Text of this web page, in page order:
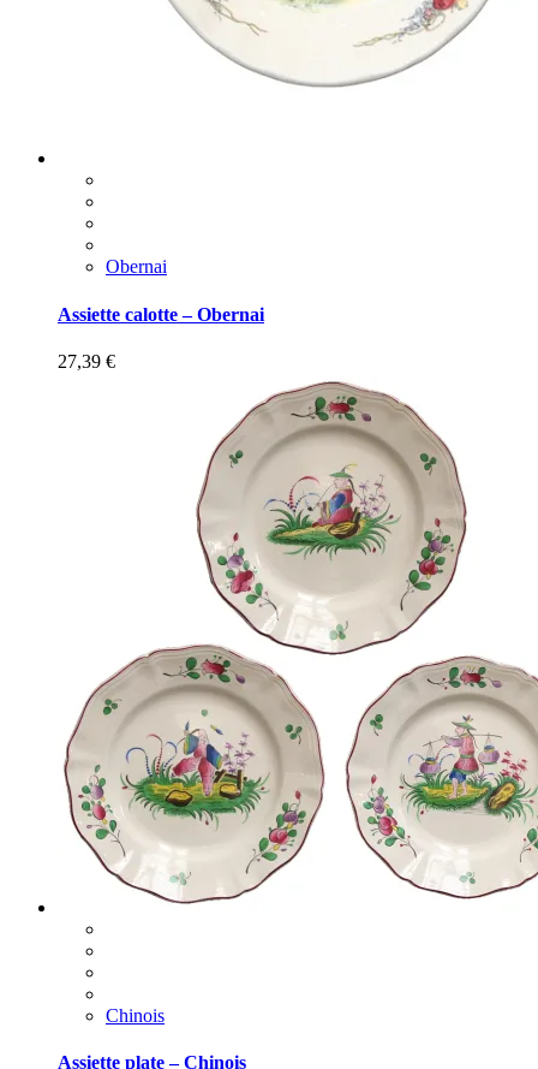
Obernai
Assiette calotte – Obernai
27,39 €
Chinois
Assiette plate – Chinois